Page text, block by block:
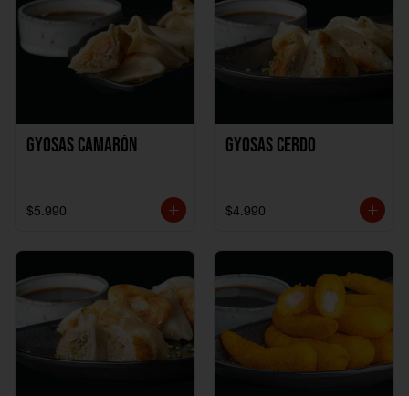
Gyosas Camarón
$5.990
Gyosas Cerdo
$4.990